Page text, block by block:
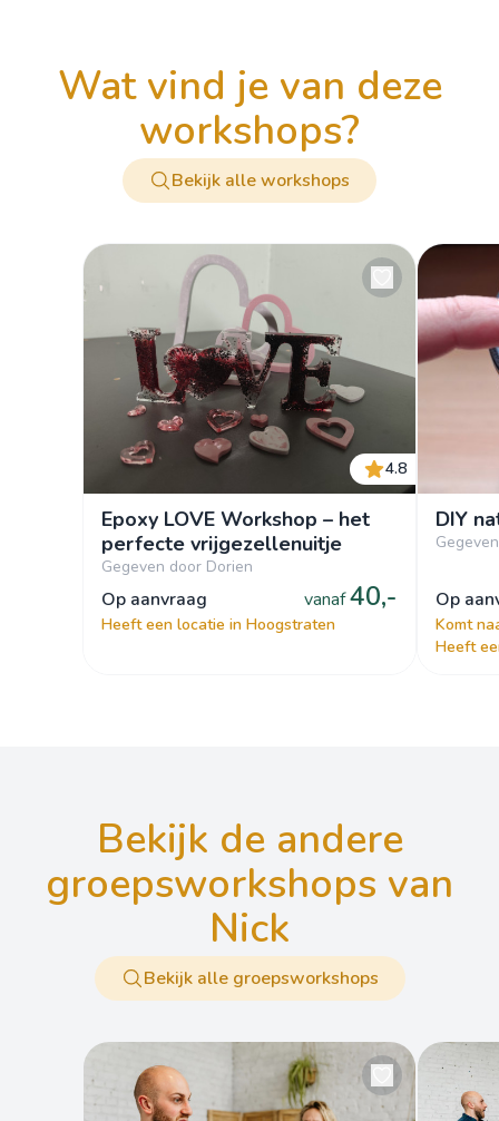
wat vind je van deze
workshops?
Bekijk alle workshops
4.8
Epoxy LOVE Workshop – het
perfecte vrijgezellenuitje
Gegeven door Dorien
op aanvraag vanaf40,-
Heeft een locatie in Hoogstraten
DIY
op
Komt
Heeft
bekijk de andere
groepsworkshops van
Nick
Bekijk alle groepsworkshops